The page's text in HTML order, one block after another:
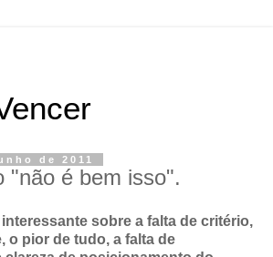
de 2011
"não é bem isso".
sobre a falta de critério,
o pior de tudo, a falta de